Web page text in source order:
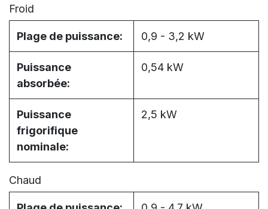
Froid
Plage de puissance: 0,9 - 3,2 kW
Puissance
absorbée:
0,54 kW
Puissance
frigorifique
nominale:
2,5 kW
Chaud